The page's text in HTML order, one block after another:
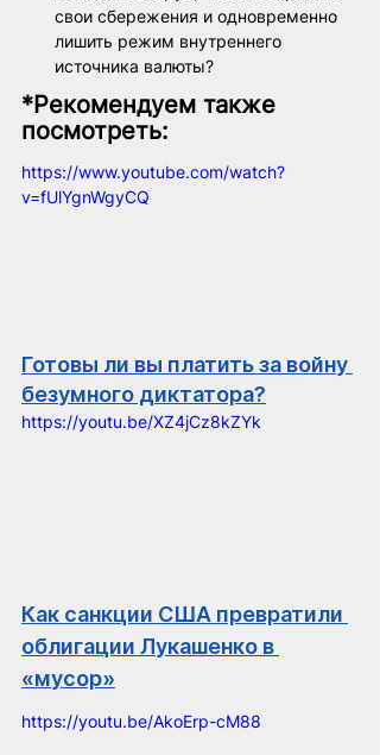
свои сбережения и одновременно
лишить режим внутреннего
источника валюты?
*Рекомендуем также
посмотреть:
https://www.youtube.com/watch?
v=fUlYgnWgyCQ
Готовы ли вы платить за войну
безумного диктатора?
https://youtu.be/XZ4jCz8kZYk
Как санкции США превратили
облигации Лукашенко в
«мусор»
https://youtu.be/AkoErp-cM88